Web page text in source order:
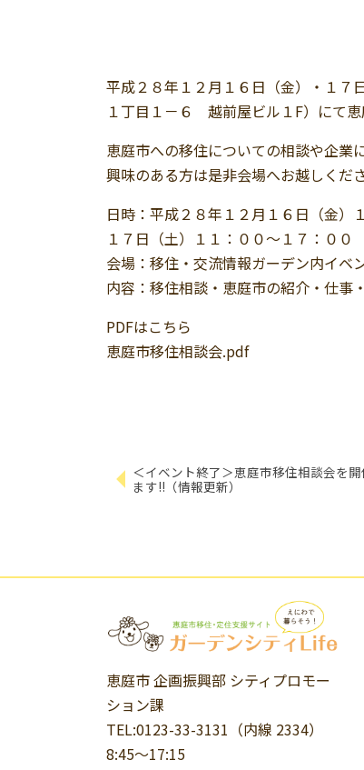
平成２８年１２月１６日（金）・１７
１丁目１－６ 越前屋ビル１F）にて恵
恵庭市への移住についての相談や企業
興味のある方は是非会場へお越しくださ
日時：平成２８年１２月１６日（金）
１７日（土）１１：００～１７：００
会場：移住・交流情報ガーデン内イベ
内容：移住相談・恵庭市の紹介・仕事
PDFはこちら
恵庭市移住相談会.pdf
＜イベント終了＞恵庭市移住相談会を開
ます!!（情報更新）
恵庭市 企画振興部 シティプロモー
ション課
TEL:0123-33-3131（内線 2334）
8:45～17:15